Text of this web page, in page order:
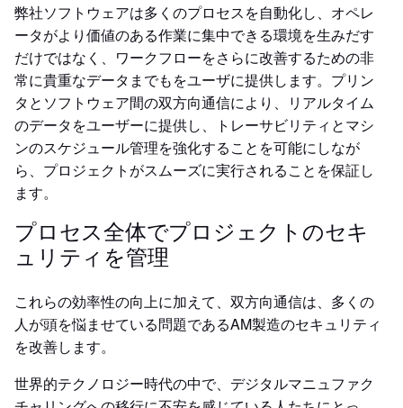
弊社ソフトウェアは多くのプロセスを自動化し、オペレ
ータがより価値のある作業に集中できる環境を生みだす
だけではなく、ワークフローをさらに改善するための非
常に貴重なデータまでもをユーザに提供します。プリン
タとソフトウェア間の双方向通信により、リアルタイム
のデータをユーザーに提供し、トレーサビリティとマシ
ンのスケジュール管理を強化することを可能にしなが
ら、プロジェクトがスムーズに実行されることを保証し
ます。
プロセス全体でプロジェクトのセキ
ュリティを管理
これらの効率性の向上に加えて、双方向通信は、多くの
人が頭を悩ませている問題であるAM製造のセキュリティ
を改善します。
世界的テクノロジー時代の中で、デジタルマニュファク